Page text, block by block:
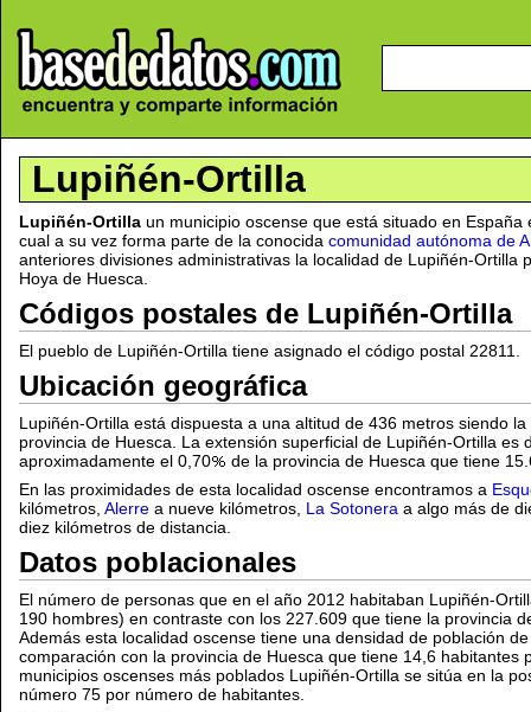
Lupiñén-Ortilla
Lupiñén-Ortilla un municipio oscense que está situado en España
cual a su vez forma parte de la conocida comunidad autónoma de
anteriores divisiones administrativas la localidad de Lupiñén-Ortilla
Hoya de Huesca.
Códigos postales de Lupiñén-Ortilla
El pueblo de Lupiñén-Ortilla tiene asignado el código postal 22811.
Ubicación geográfica
Lupiñén-Ortilla está dispuesta a una altitud de 436 metros siendo
provincia de Huesca. La extensión superficial de Lupiñén-Ortilla es
aproximadamente el 0,70
de la provincia de Huesca que tiene
En las proximidades de esta localidad oscense encontramos a
kilómetros, Alerre a nueve kilómetros, La Sotonera a algo más de
diez kilómetros de distancia.
Datos poblacionales
El número de personas que en el año 2012 habitaban Lupiñén-
190 hombres) en contraste con los 227.609 que tiene la provincia
Además esta localidad oscense tiene una densidad de población
comparación con la provincia de Huesca que tiene 14,6 habitantes
municipios oscenses más poblados Lupiñén-Ortilla se sitúa en la
número 75 por número de habitantes.